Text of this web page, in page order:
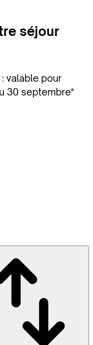
séjour
valable pour
30 septembre*